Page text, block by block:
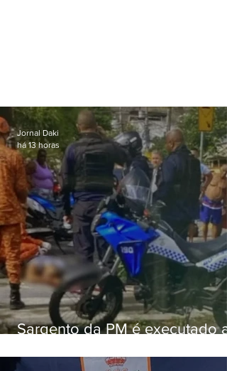
Sargento da PM é executado a
em Vaz Lobo
Jornal Daki
há 13 horas